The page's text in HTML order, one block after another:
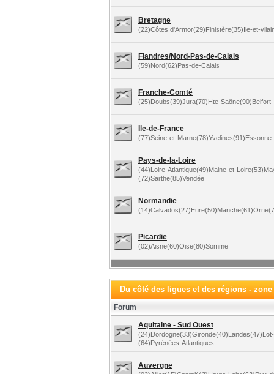
Bretagne
(22)Côtes d'Armor(29)Finistère(35)Ile-et-
Flandres/Nord-Pas-de-Calais
(59)Nord(62)Pas-de-Calais
Franche-Comté
(25)Doubs(39)Jura(70)Hte-Saône(90)Belfort
Ile-de-France
(77)Seine-et-
Pays-de-la-Loire
(44)Loire-Atlantique(49)Maine-et-
(72)Sarthe(85)Vendée
Normandie
Picardie
(02)Aisne(60)Oise(80)Somme
Du côté des ligues et des régions -
Forum
Aquitaine - Sud Ouest
(64)Pyrénées-Atlantiques
Auvergne